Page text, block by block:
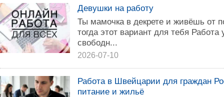
Девушки на работу
Ты мамочка в декрете и живёшь от
тогда этот вариант для тебя
свободн...
2026-07-10
Работа в Швейцарии для граждан
питание и жильё